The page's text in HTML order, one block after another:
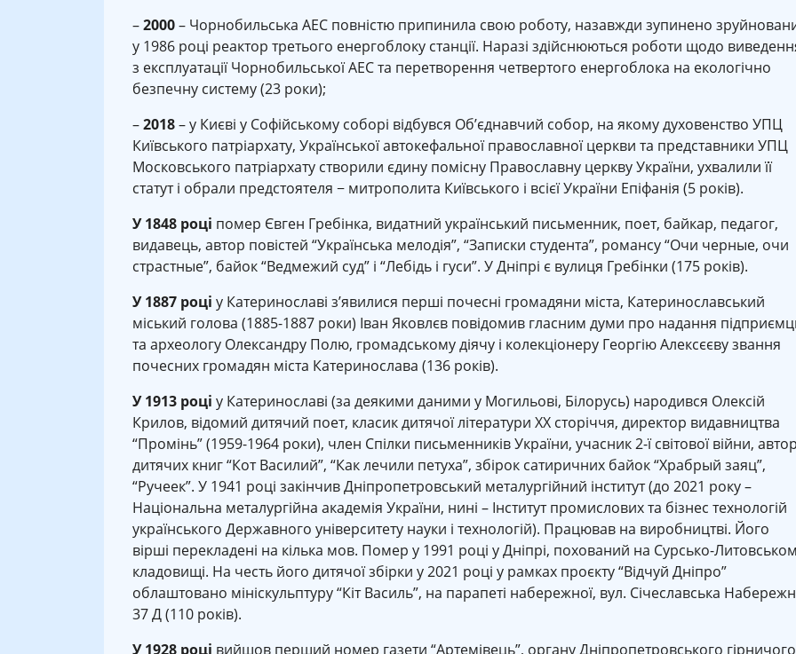
–2000– Чорнобильська АЕС повністю припинила свою роботу, назавжди зупинено
у 1986 році реактор третього енергоблоку станції. Наразі здійснюються роботи щодо
з експлуатації Чорнобильської АЕС та перетворення четвертого енергоблока на екологічно
безпечну систему (23 роки);
–2018– у Києві у Софійському соборі відбувся Об’єднавчий собор, на якому духовенство УПЦ
Київського патріархату, Української автокефальної православної церкви та представники УПЦ
Московського патріархату створили єдину помісну Православну церкву України, ухвалили її
статут і обрали предстоятеля − митрополита Київського і всієї України Епіфанія (5 років).
У 1848 році помер Євген Гребінка, видатний український письменник, поет, байкар, педагог,
видавець, автор повістей “Українська мелодія”, “Записки студента”, романсу “Очи черные, очи
страстные”, байок “Ведмежий суд” і “Лебідь і гуси”. У Дніпрі є вулиця Гребінки (175 років).
У 1887 році у Катеринославі з’явилися перші почесні громадяни міста, Катеринославський
міський голова (1885-1887 роки) Іван Яковлєв повідомив гласним думи про надання
та археологу Олександру Полю, громадському діячу і колекціонеру Георгію Алексєєву звання
почесних громадян міста Катеринослава (136 років).
У 1913 році у Катеринославі (за деякими даними у Могильові, Білорусь) народився Олексій
Крилов, відомий дитячий поет, класик дитячої літератури XX сторіччя, директор видавництва
“Промінь” (1959-1964 роки), член Спілки письменників України, учасник 2-ї світової війни,
дитячих книг “Кот Василий”, “Как лечили петуха”, збірок сатиричних байок “Храбрый заяц”,
“Ручеек”. У 1941 році закінчив Дніпропетровський металургійний інститут (до 2021 року –
Національна металургійна академія України, нині – Інститут промислових та бізнес технологій
українського Державного університету науки і технологій). Працював на виробництві. Його
вірші перекладені на кілька мов. Помер у 1991 році у Дніпрі, похований на Сурсько-
кладовищі. На честь його дитячої збірки у 2021 році у рамках проєкту “Відчуй Дніпро”
облаштовано мініскульптуру “Кіт Василь”, на парапеті набережної, вул. Січеславська
37 Д (110 років).
У 1928 році вийшов перший номер газети “Артемівець”, органу Дніпропетровського гірничого